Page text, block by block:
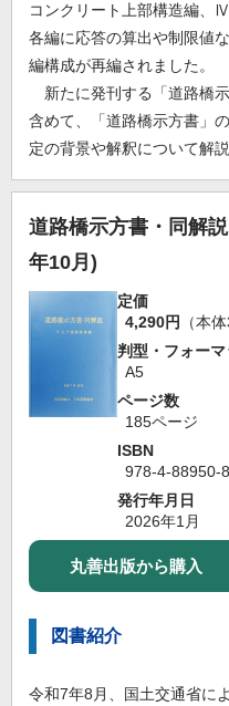
コンクリート上部構造編
各編に応答の算出や制限値
編構成が再編されました。
新たに発刊する「道路橋
含めて、「道路橋示方書」
定の背景や解釈について解
道路橋示方書・同解
年10月)
定価
4,290円
（本
判型・フォーマ
A5
ページ数
185ページ
ISBN
978-4-88950-
発行年月日
2026年1月
丸善出版から購入
図書紹介
令和7年8月、国土交通省に